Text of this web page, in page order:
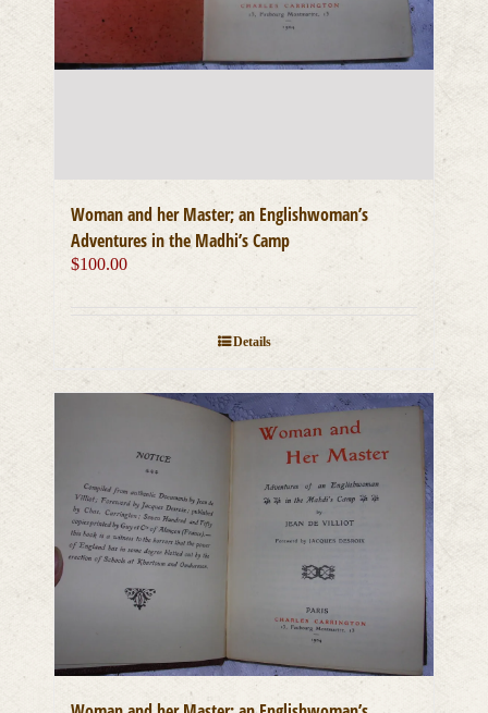
Woman and her Master; an Englishwoman’s
Adventures in the Madhi’s Camp
$100.00
Details